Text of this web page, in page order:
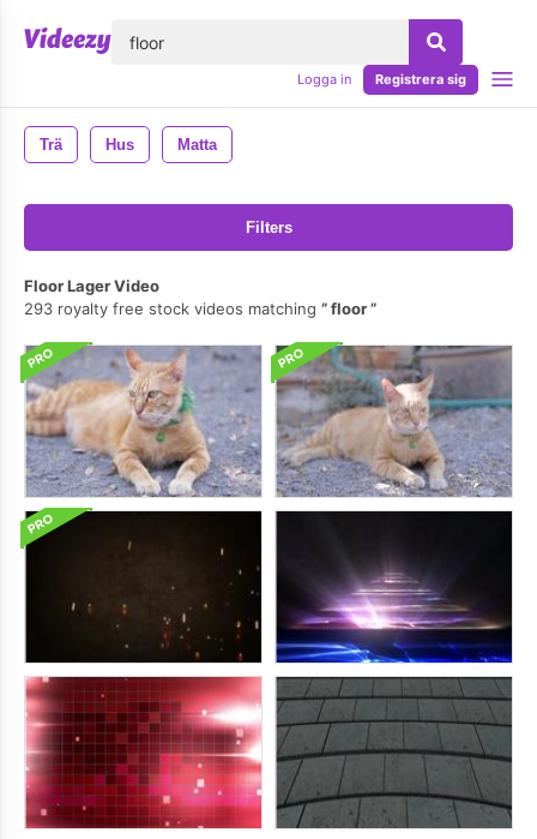
Logga in Registrera sig
Trä Hus Matta
Filters
Floor Lager Video
293 royalty free stock videos matching
floor